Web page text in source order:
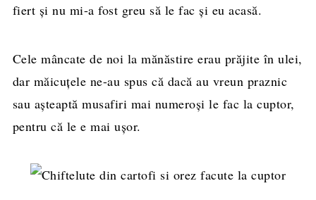
fiert și nu mi-a fost greu să le fac și eu acasă.
Cele mâncate de noi la mănăstire erau prăjite în ulei,
dar măicuțele ne-au spus că dacă au vreun praznic
sau așteaptă musafiri mai numeroși le fac la cuptor,
pentru că le e mai ușor.